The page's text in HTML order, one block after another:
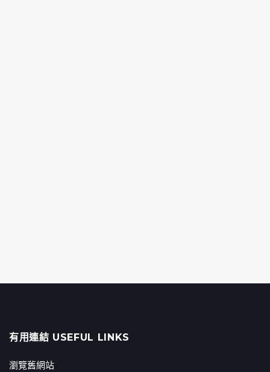
有用連結 USEFUL LINKS
瀏覽舊網站